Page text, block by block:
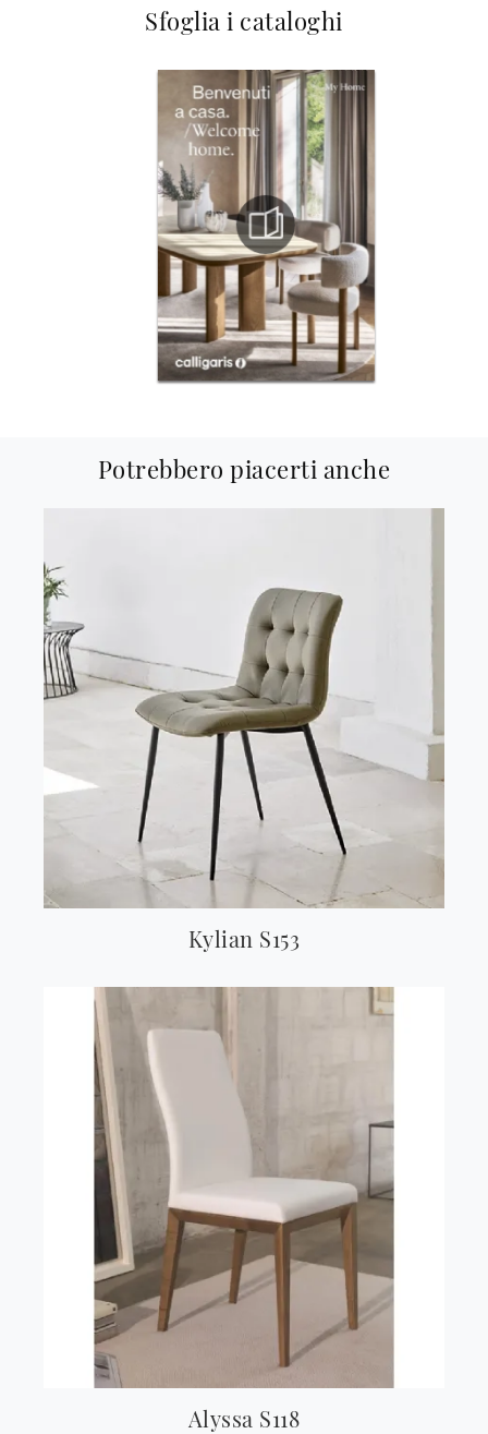
Sfoglia i cataloghi
Potrebbero piacerti anche
Kylian S153
Alyssa S118